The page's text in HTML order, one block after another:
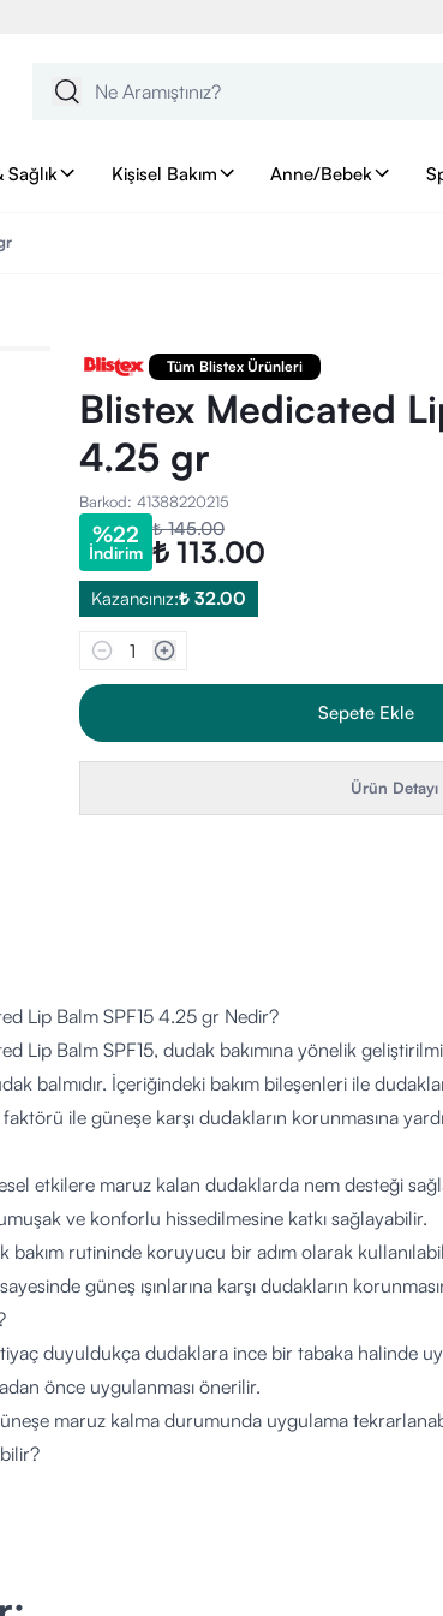
Kişisel Bakım Anne/Bebek
Tüm Blistex Ürünleri
Blistex Medicated
4.25 gr
Barkod: 41388220215
%22
İndirim
₺ 145.00
₺ 113.00
Kazancınız:₺ 32.00
1
Sepete Ekle
Ürün Detayı
Lip Balm SPF15 4.25 gr Nedir?
Lip Balm SPF15, dudak bakımına yönelik
balmıdır. İçeriğindeki bakım bileşenleri ile
ile güneşe karşı dudakların korunmasına
etkilere maruz kalan dudaklarda nem desteği
ve konforlu hissedilmesine katkı sağlayabilir.
bakım rutininde koruyucu bir adım olarak
güneş ışınlarına karşı dudakların
duyuldukça dudaklara ince bir tabaka halinde
önce uygulanması önerilir.
maruz kalma durumunda uygulama